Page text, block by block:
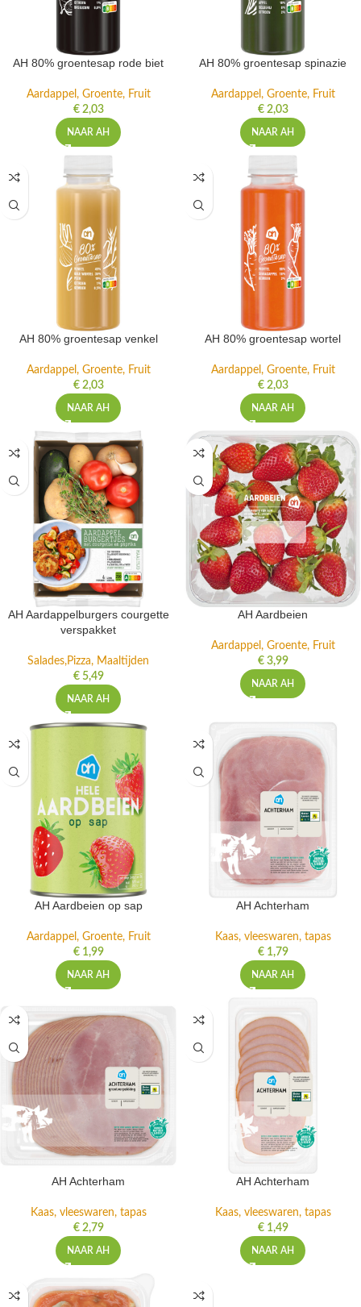
AH 80% groentesap rode biet
Aardappel, Groente, Fruit
€2,03
NAAR AH
AH 80% groentesap spinazie
Aardappel, Groente, Fruit
€2,03
NAAR AH
AH 80% groentesap venkel
Aardappel, Groente, Fruit
€2,03
NAAR AH
AH 80% groentesap wortel
Aardappel, Groente, Fruit
€2,03
NAAR AH
AH Aardappelburgers courgette
verspakket
Salades,Pizza, Maaltijden
€5,49
NAAR AH
AH Aardbeien
Aardappel, Groente, Fruit
€3,99
NAAR AH
AH Aardbeien op sap
Aardappel, Groente, Fruit
€1,99
NAAR AH
AH Achterham
Kaas, vleeswaren, tapas
€1,79
NAAR AH
AH Achterham
Kaas, vleeswaren, tapas
€2,79
NAAR AH
AH Achterham
Kaas, vleeswaren, tapas
€1,49
NAAR AH